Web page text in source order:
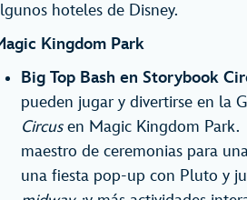
hoteles de Disney.
Kingdom Park
Big Top Bash en Storybook
pueden jugar y divertirse en la
Circusen Magic Kingdom Park.
maestro de ceremonias para
una fiesta pop-up con Pluto y